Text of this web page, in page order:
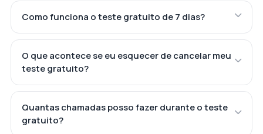
Como funciona o teste gratuito de 7 dias?
O que acontece se eu esquecer de cancelar meu
teste gratuito?
Quantas chamadas posso fazer durante o teste
gratuito?